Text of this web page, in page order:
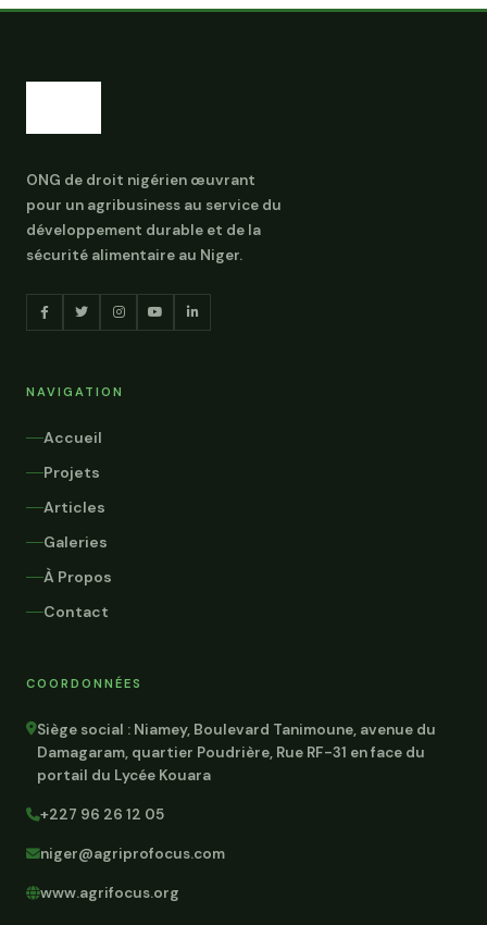
ONG de droit nigérien œuvrant
pour un agribusiness au service du
développement durable et de la
sécurité alimentaire au Niger.
NAVIGATION
Accueil
Projets
Articles
Galeries
À Propos
Contact
COORDONNÉES
Siège social : Niamey, Boulevard Tanimoune, avenue du
Damagaram, quartier Poudrière, Rue RF-31 en face du
portail du Lycée Kouara
+227 96 26 12 05
niger@agriprofocus.com
www.agrifocus.org